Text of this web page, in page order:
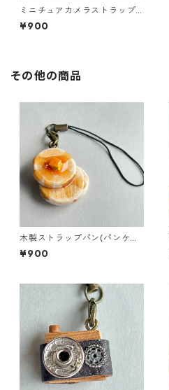
ミニチュアカメラストラップ
Ａ
¥900
その他の商品
木製ストラップパン(パンケー
キ)
¥900